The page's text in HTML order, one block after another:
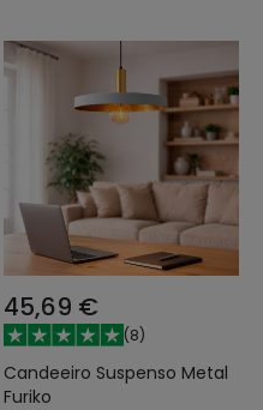
45,69 €
(8)
Candeeiro Suspenso Metal
Furiko